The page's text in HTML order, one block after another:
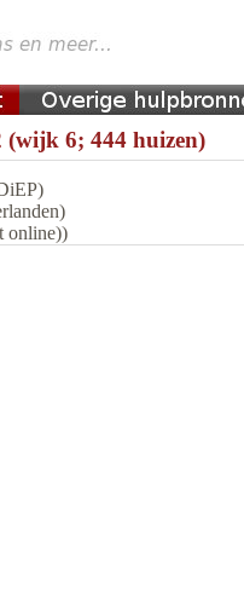
(wijk 6; 444 huizen)
online))